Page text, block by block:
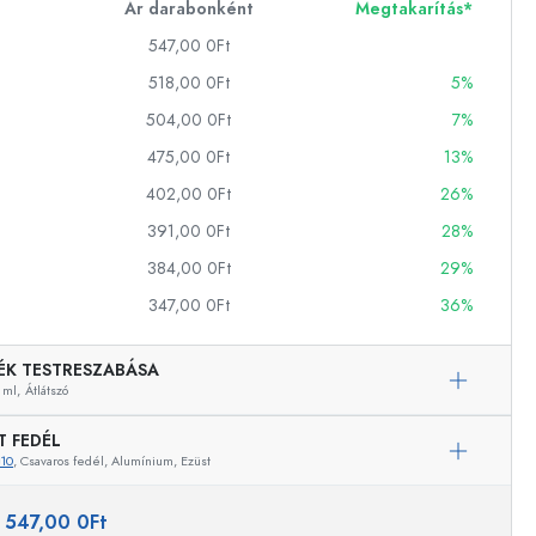
Ár darabonként
Megtakarítás*
547,00 0Ft
518,00 0Ft
5%
504,00 0Ft
7%
475,00 0Ft
13%
402,00 0Ft
26%
391,00 0Ft
28%
384,00 0Ft
29%
347,00 0Ft 36%
TESTRESZABÁSA
ml, Átlátszó
FEDÉL
, Csavaros fedél, Alumínium, Ezüst
547,00 0Ft